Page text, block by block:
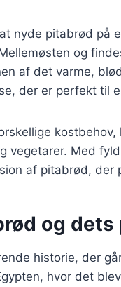
nyde pitabrød på
og
af det varme,
der er perfekt til
vegetarer. Med
af pitabrød, der
og
historie, der
hvor det